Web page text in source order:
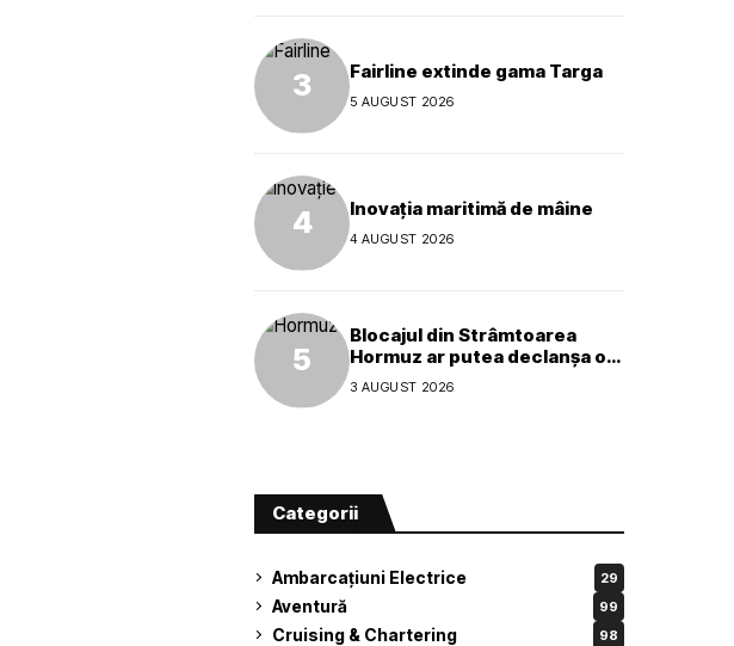
Fairline extinde gama Targa
5 AUGUST 2026
Inovația maritimă de mâine
4 AUGUST 2026
Blocajul din Strâmtoarea
Hormuz ar putea declanșa o
criză ecologică globală
3 AUGUST 2026
Categorii
Ambarcațiuni Electrice 29
Aventură 99
Cruising & Chartering 98